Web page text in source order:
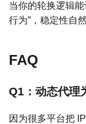
当你的轮换逻辑
行为”，稳定性自
FAQ
Q1：动态代理
因为很多平台把